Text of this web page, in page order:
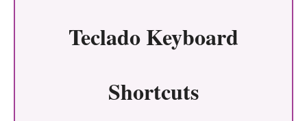
Teclado Keyboard
Shortcuts